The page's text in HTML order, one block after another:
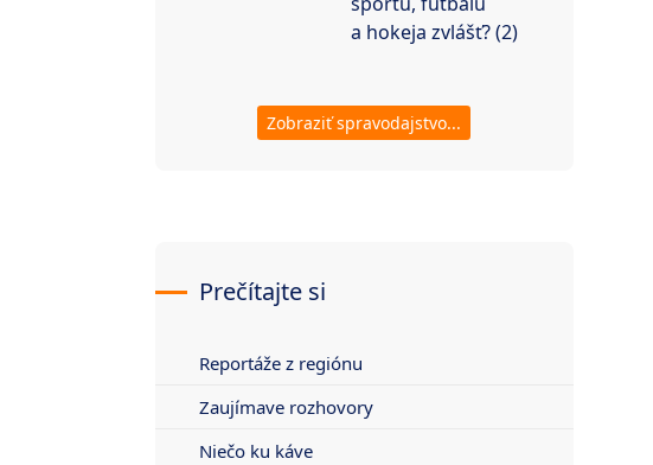
a hokeja zvlášť? (2)
Zobraziť spravodajstvo...
Prečítajte si
Reportáže z regiónu
Zaujímave rozhovory
Niečo ku káve